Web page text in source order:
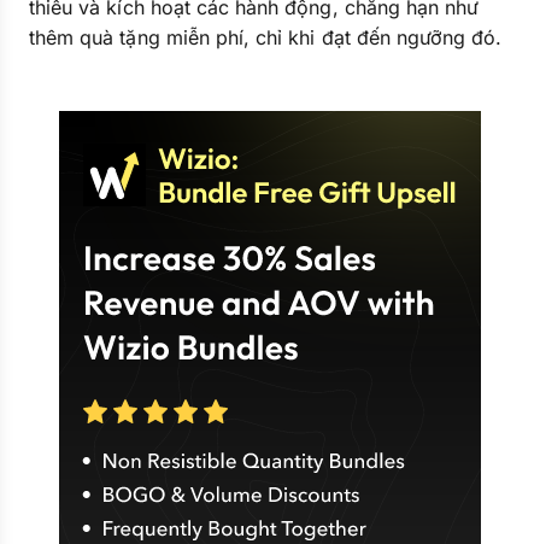
thiểu và kích hoạt các hành động, chẳng hạn như
thêm quà tặng miễn phí, chỉ khi đạt đến ngưỡng đó.